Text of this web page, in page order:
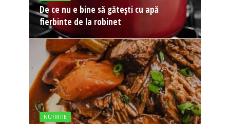
De ce nu e bine să gătești cu apă
fierbinte de la robinet
NUTRITIE